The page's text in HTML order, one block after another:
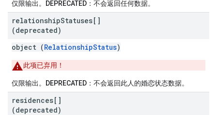
仅限输出。 DEPRECATED ：不会返回任何数据。
relationshipStatuses[]
(deprecated)
object (RelationshipStatus)
此项已弃用！
仅限输出。 DEPRECATED ：不会返回此人的婚恋状态数据。
residences[]
(deprecated)